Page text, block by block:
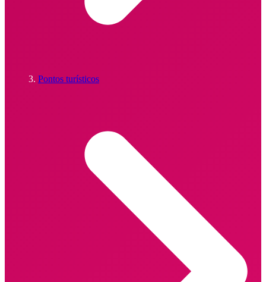
Pontos turísticos